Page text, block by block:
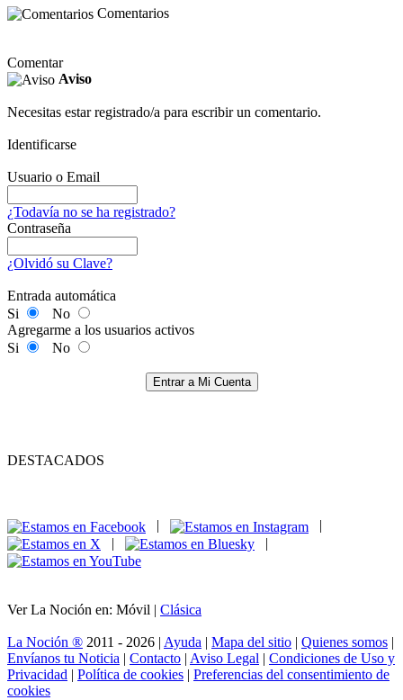
Comentarios
Comentar
Aviso
Necesitas estar registrado/a para escribir un comentario.
Identificarse
Usuario o Email
¿Todavía no se ha registrado?
Contraseña
¿Olvidó su Clave?
Entrada automática
Si
No
Agregarme a los usuarios activos
Si
No
Entrar a Mi Cuenta
DESTACADOS
|
|
Ver La Noción en: Móvil | Clásica
La Noción ® 2011 - 2026 | Ayuda | Mapa del sitio | Quienes somos |
Envíanos tu Noticia | Contacto | Aviso Legal | Condiciones de Uso y
Privacidad | Política de cookies | Preferencias del consentimiento de
cookies